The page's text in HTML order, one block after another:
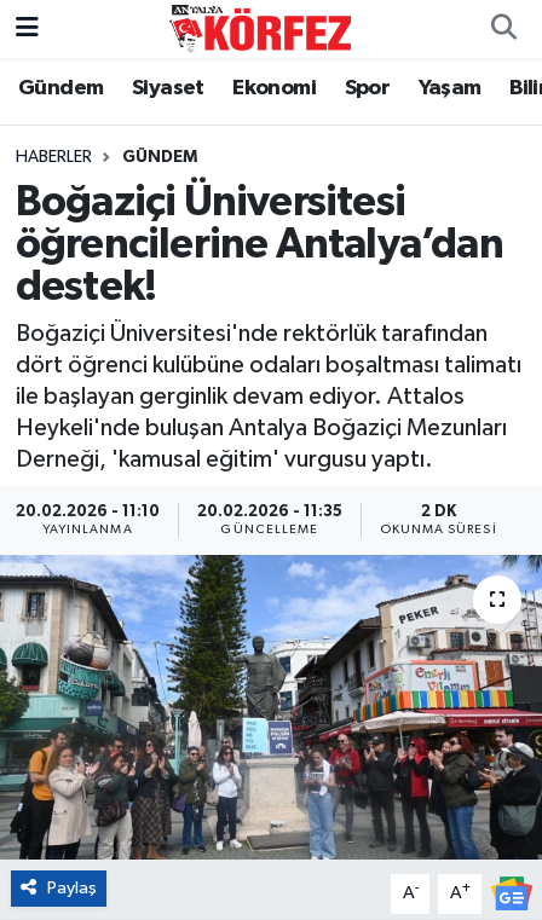
Gündem Siyaset Ekonomi Spor Yaşam
HABERLER GÜNDEM
Boğaziçi Üniversitesi
öğrencilerine Antalya’dan
destek!
Boğaziçi Üniversitesi'nde rektörlük tarafından
dört öğrenci kulübüne odaları boşaltması talimatı
ile başlayan gerginlik devam ediyor. Attalos
Heykeli'nde buluşan Antalya Boğaziçi Mezunları
Derneği, 'kamusal eğitim' vurgusu yaptı.
20.02.2026 - 11:10
YAYINLANMA
20.02.2026 - 11:35
GÜNCELLEME
2 DK
OKUNMA SÜRESI
Paylaş A- A+
Gündem
Siyaset
Yerel Yönetim
Ekonomi
Spor
Yaşam
Asayiş
Dünya
Eğitim
Sağlık
Magazin
Turizm
Çevre
Kültür ve Sanat
Nöbetçi Eczaneler
Hava Durumu
Trafik Durumu
Süper Lig Puan Durumu ve Fikstür
Tüm Manşetler
Son Dakika Haberleri
Haber Arşivi